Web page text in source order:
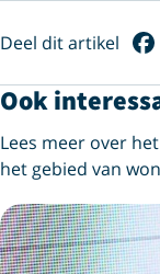
Deel dit artikel
Ook
Lees meer over
het gebied van